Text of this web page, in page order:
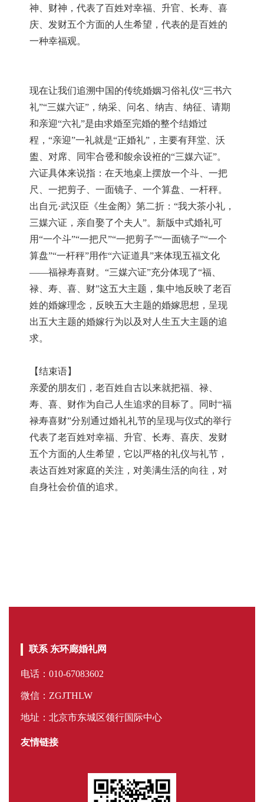
神、财神，代表了百姓对幸福、升官、长寿、喜
庆、发财五个方面的人生希望，代表的是百姓的
一种幸福观。
现在让我们追溯中国的传统婚姻习俗礼仪“三书六
礼”“三媒六证”，纳采、问名、纳吉、纳征、请期
和亲迎“六礼”是由求婚至完婚的整个结婚过
程，“亲迎”一礼就是“正婚礼”，主要有拜堂、沃
盥、对席、同牢合卺和餕余设袵的“三媒六证”。
六证具体来说指：在天地桌上摆放一个斗、一把
尺、一把剪子、一面镜子、一个算盘、一杆秤。
出自元·武汉臣《生金阁》第二折：“我大茶小礼，
三媒六证，亲自娶了个夫人”。新版中式婚礼可
用“一个斗”“一把尺”“一把剪子”“一面镜子”“一个
算盘”“一杆秤”用作“六证道具”来体现五福文化
——福禄寿喜财。“三媒六证”充分体现了“福、
禄、寿、喜、财”这五大主题，集中地反映了老百
姓的婚嫁理念，反映五大主题的婚嫁思想，呈现
出五大主题的婚嫁行为以及对人生五大主题的追
求。
【结束语】
亲爱的朋友们，老百姓自古以来就把福、禄、
寿、喜、财作为自己人生追求的目标了。同时“福
禄寿喜财”分别通过婚礼礼节的呈现与仪式的举行
代表了老百姓对幸福、升官、长寿、喜庆、发财
五个方面的人生希望，它以严格的礼仪与礼节，
表达百姓对家庭的关注，对美满生活的向往，对
自身社会价值的追求。
联系 东环廊婚礼网
电话：010-67083602
微信：ZGJTHLW
地址：北京市东城区领行国际中心
友情链接